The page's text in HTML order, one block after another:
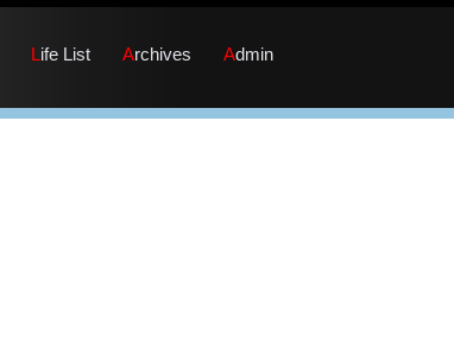
Life List Archives Admin